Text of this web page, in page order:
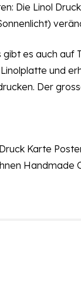
Die Linol
gibt es auch auf
und
Der
Karte
Handmade